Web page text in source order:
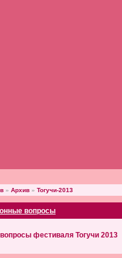
» Архив » Тогучи-2013
вопросы
фестиваля Тогучи 2013